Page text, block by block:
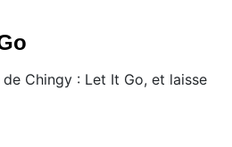
Chingy : Let It Go, et laisse